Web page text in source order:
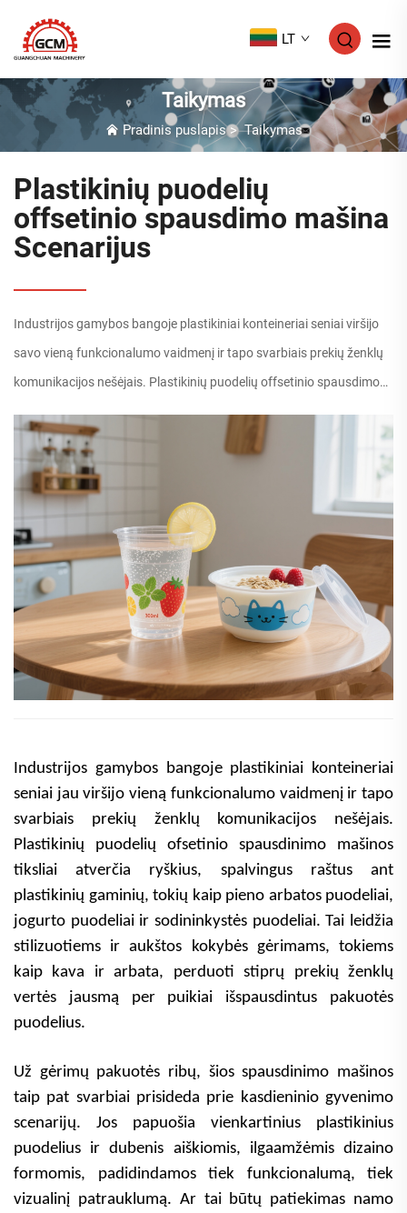
LT
Taikymas
Pradinis puslapis>Taikymas
Plastikinių puodelių
offsetinio spausdimo mašina
Scenarijus
Industrijos gamybos bangoje plastikiniai konteineriai seniai viršijo
savo vieną funkcionalumo vaidmenį ir tapo svarbiais prekių ženklų
komunikacijos nešėjais. Plastikinių puodelių offsetinio spausdimo
Industrijos gamybos bangoje plastikiniai konteineriai
seniai jau viršijo vieną funkcionalumo vaidmenį ir tapo
svarbiais prekių ženklų komunikacijos nešėjais.
Plastikinių puodelių ofsetinio spausdinimo mašinos
tiksliai atverčia ryškius, spalvingus raštus ant
plastikinių gaminių, tokių kaip pieno arbatos puodeliai,
jogurto puodeliai ir sodininkystės puodeliai. Tai leidžia
stilizuotiems ir aukštos kokybės gėrimams, tokiems
kaip kava ir arbata, perduoti stiprų prekių ženklų
vertės jausmą per puikiai išspausdintus pakuotės
puodelius.
Už gėrimų pakuotės ribų, šios spausdinimo mašinos
taip pat svarbiai prisideda prie kasdieninio gyvenimo
scenarijų. Jos papuošia vienkartinius plastikinius
puodelius ir dubenis aiškiomis, ilgaamžėmis dizaino
formomis, padidindamos tiek funkcionalumą, tiek
vizualinį patrauklumą. Ar tai būtų patiekimas namo